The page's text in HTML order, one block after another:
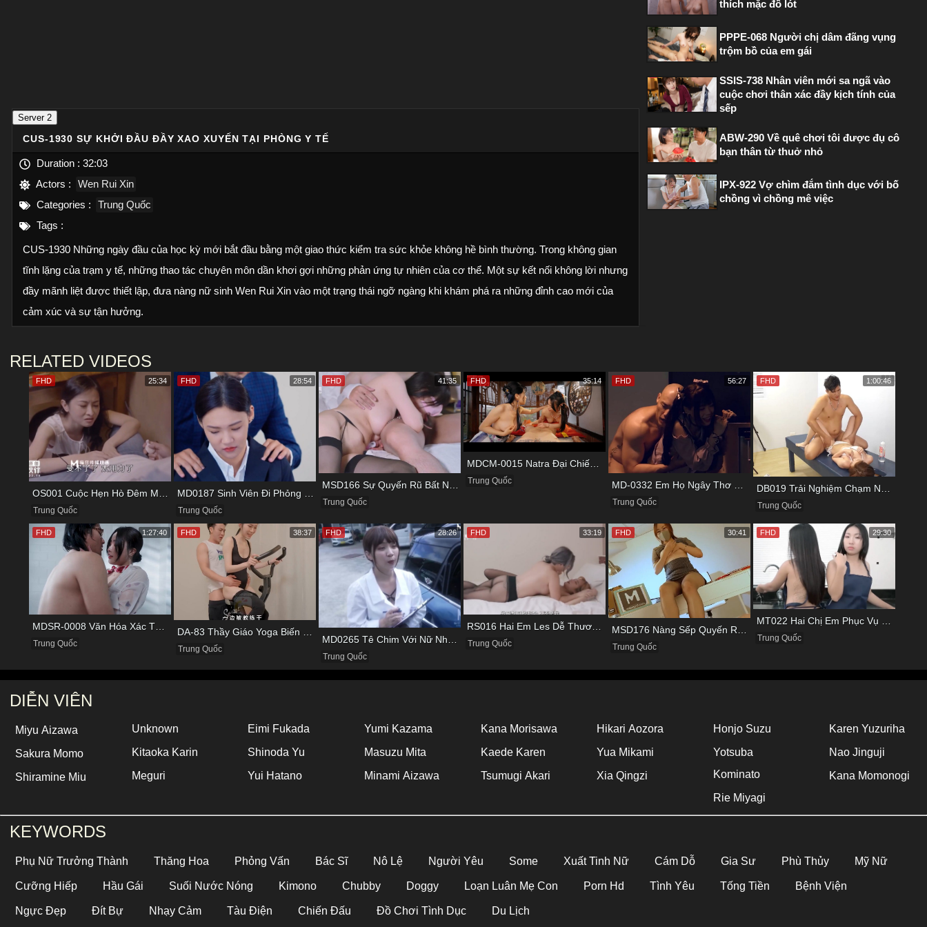
Server 2
CUS-1930 SỰ KHỞI ĐẦU ĐẦY XAO XUYẾN TẠI PHÒNG Y TẾ
Duration : 32:03
Actors :
Wen Rui Xin
Categories :
Trung Quốc
Tags :
CUS-1930 Những ngày đầu của học kỳ mới bắt đầu bằng một giao thức kiểm tra sức khỏe không hề bình thường. Trong không gian
tĩnh lặng của trạm y tế, những thao tác chuyên môn dần khơi gợi những phản ứng tự nhiên của cơ thể. Một sự kết nối không lời nhưng
đầy mãnh liệt được thiết lập, đưa nàng nữ sinh Wen Rui Xin vào một trạng thái ngỡ ngàng khi khám phá ra những đỉnh cao mới của
cảm xúc và sự tận hưởng.
thích mặc đồ lót
PPPE-068 Người chị dâm đãng vụng
trộm bồ của em gái
SSIS-738 Nhân viên mới sa ngã vào
cuộc chơi thân xác đầy kịch tính của
sếp
ABW-290 Về quê chơi tôi được đụ cô
bạn thân từ thuở nhỏ
IPX-922 Vợ chìm đắm tình dục với bố
chồng vì chồng mê việc
RELATED VIDEOS
Trung Quốc
FHD 25:34
Trung Quốc
FHD 28:54
Trung Quốc
FHD 41:35
Trung Quốc
FHD 35:14
Trung Quốc
FHD 56:27
Trung Quốc
FHD 1:00:46
Trung Quốc
FHD 1:27:40
DA-83 Thầy Giáo Yoga Biến Thái Ép Nữ Học Viên Vừa Đạp Xe Vừa Nhún
Trung Quốc
FHD 38:37
Trung Quốc
FHD 28:26
Trung Quốc
FHD 33:19
Trung Quốc
FHD 30:41
Trung Quốc
FHD 29:30
DIỄN VIÊN
Miyu Aizawa
Sakura Momo
Shiramine Miu
Unknown
Kitaoka Karin
Meguri
Eimi Fukada
Shinoda Yu
Yui Hatano
Yumi Kazama
Masuzu Mita
Minami Aizawa
Kana Morisawa
Kaede Karen
Tsumugi Akari
Hikari Aozora
Yua Mikami
Xia Qingzi
Honjo Suzu
Yotsuba
Kominato
Rie Miyagi
Karen Yuzuriha
Nao Jinguji
Kana Momonogi
KEYWORDS
Phụ Nữ Trưởng Thành Thăng Hoa Phỏng Vấn Bác Sĩ Nô Lệ Người Yêu Some Xuất Tinh Nữ Cám Dỗ Gia Sư Phù Thủy Mỹ Nữ
Cưỡng Hiếp Hầu Gái Suối Nước Nóng Kimono Chubby Doggy Loạn Luân Mẹ Con Porn Hd Tình Yêu Tống Tiền Bệnh Viện
Ngực Đẹp Đít Bự Nhạy Cảm Tàu Điện Chiến Đấu Đồ Chơi Tình Dục Du Lịch